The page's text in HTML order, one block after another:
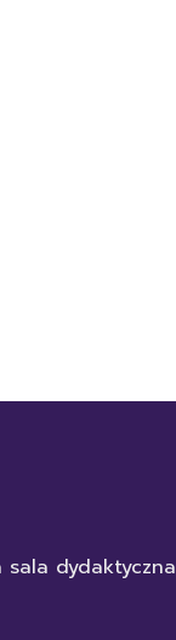
sala dydaktyczna